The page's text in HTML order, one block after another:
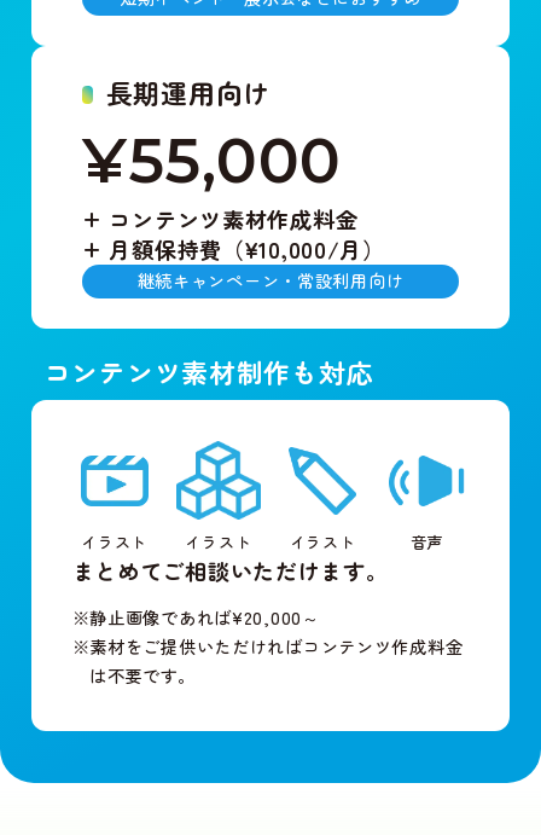
長期運用向け
¥55,000
+ コンテンツ素材作成料金
+ 月額保持費（¥10,000/月）
継続キャンペーン・常設利用向け
コンテンツ素材制作も対応
イラスト イラスト イラスト 音声
まとめてご相談いただけます。
静止画像であれば¥20,000～
素材をご提供いただければコンテンツ作成料金
は不要です。